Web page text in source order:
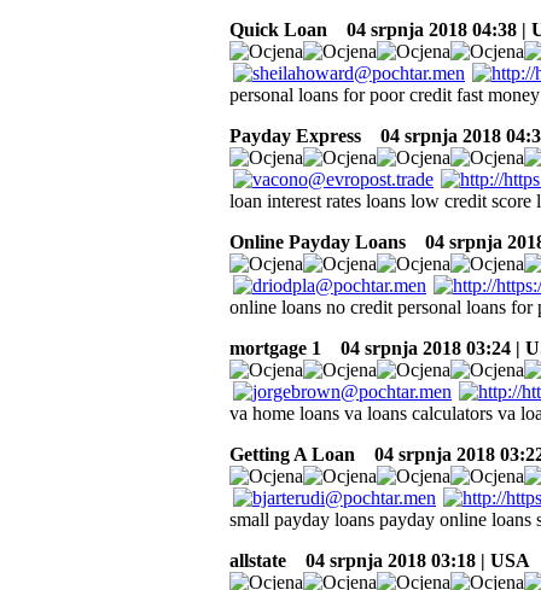
Quick Loan
04 srpnja 2018 04:38 |
personal loans for poor credit fast
Payday Express
04 srpnja 2018
loan interest rates loans low credit score
Online Payday Loans
04 srpnja
online loans no credit personal loans
mortgage 1
04 srpnja 2018 03:24 |
va home loans va loans calculators va
Getting A Loan
04 srpnja 2018
small payday loans payday online loans
allstate
04 srpnja 2018 03:18 | USA